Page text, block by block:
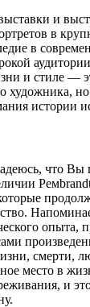
и
в
в
и стиле —
художника,
истории
что Вы
опыта,
смерти,
место в
и